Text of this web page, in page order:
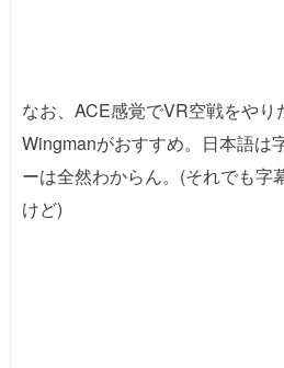
なお、ACE感覚でVR空戦をやり
Wingmanがおすすめ。日本語は
ーは全然わからん。(それでも字
けど)